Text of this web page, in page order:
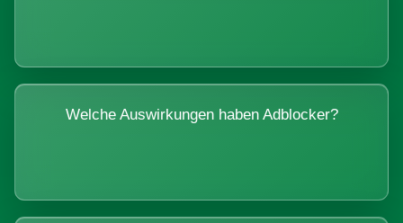
Welche Auswirkungen haben Adblocker?